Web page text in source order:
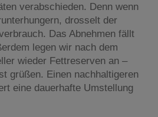
verabschieden. Denn wenn
drosselt der
Das Abnehmen fällt
legen wir nach dem
wieder Fettreserven an –
grüßen. Einen nachhaltigeren
eine dauerhafte Umstellung